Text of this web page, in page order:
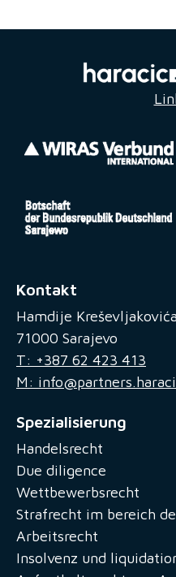
Kontakt
Hamdije
71000 Sarajevo
T: +387 62 423 413
M:
Spezialisierung
Handelsrecht
Due diligence
Wettbewerbsrecht
Strafrecht im bereich
Arbeitsrecht
Insolvenz und